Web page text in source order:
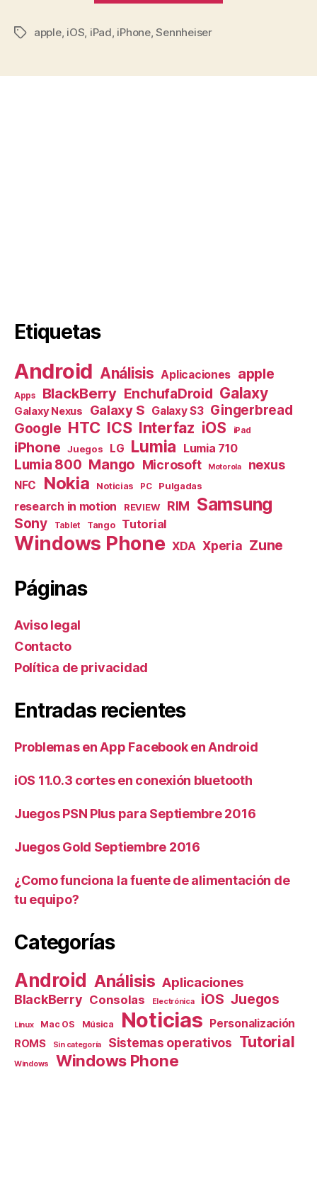
e
Etiquetas
apple, iOS, iPad, iPhone,Sennheiser
Etiquetas
Android Análisis Aplicaciones apple
Apps BlackBerry EnchufaDroid Galaxy
Galaxy Nexus Galaxy S Galaxy S3 Gingerbread
Google HTC ICS Interfaz iOS iPad
iPhone Juegos LG Lumia Lumia 710
Lumia 800 Mango Microsoft Motorola nexus
NFC Nokia Noticias PC Pulgadas
research in motion REVIEW RIM Samsung
Sony Tablet Tango Tutorial
Windows Phone XDA Xperia Zune
Páginas
Aviso legal
Contacto
Política de privacidad
Entradas recientes
Problemas en App Facebook en Android
iOS 11.0.3 cortes en conexión bluetooth
Juegos PSN Plus para Septiembre 2016
Juegos Gold Septiembre 2016
¿Como funciona la fuente de alimentación de
tu equipo?
Categorías
Android Análisis Aplicaciones
BlackBerry Consolas Electrónica iOS Juegos
Linux Mac OS Música Noticias Personalización
ROMS Sin categoría Sistemas operativos Tutorial
Windows Windows Phone